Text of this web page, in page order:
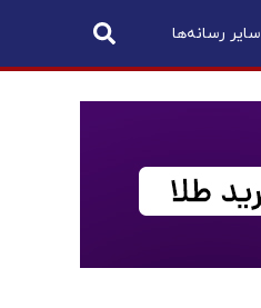
سایر رسانه‌ها